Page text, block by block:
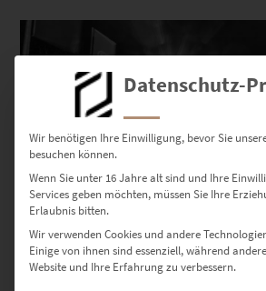
Dieses Produkt weist mehrere Varianten auf. Die Optionen können auf der Produktseite gewählt werden
EZ01094 Bonn At the Speed of
Datenschutz-
Wir benötigen Ihre Einwilligung, bevor Sie
besuchen können.
Wenn Sie unter 16 Jahre alt sind und Ihre
Services geben möchten, müssen Sie Ihre
Erlaubnis bitten.
Wir verwenden Cookies und andere
Einige von ihnen sind essenziell, während
Website und Ihre Erfahrung zu verbessern.